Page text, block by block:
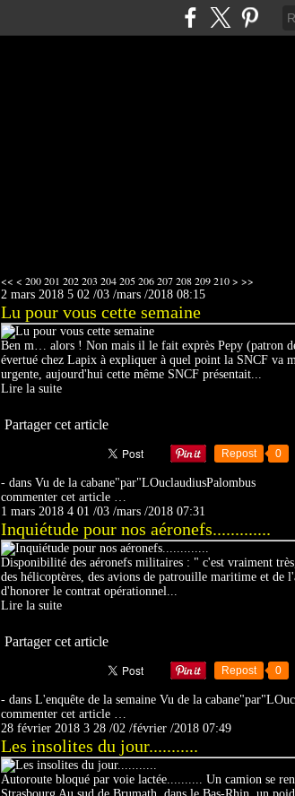
<< < 200201 202203 204205206207208209210220
230
240
250
260
270
280
290
300
400
500
600
700
800
> >>
2 mars 2018 5 02 /03 /mars /2018 08:15
Lu pour vous cette semaine
Ben m… alors ! Non mais il le fait exprès Pepy (patron
évertué chez Lapix à expliquer à quel point la SNCF va
urgente, aujourd'hui cette même SNCF présentait...
Lire la suite
Partager cet article
Repost 0
- dans Vu de la cabane"par"LOuclaudiusPalombus
commenter cet article …
1 mars 2018 4 01 /03 /mars /2018 07:31
Inquiétude pour nos aéronefs.............
Disponibilité des aéronefs militaires : " c'est vraiment
des hélicoptères, des avions de patrouille maritime et de
d'honorer le contrat opérationnel...
Lire la suite
Partager cet article
Repost 0
- dans L'enquête de la semaine Vu de la
commenter cet article …
28 février 2018 3 28 /02 /février /2018 07:49
Les insolites du jour...........
Autoroute bloqué par voie lactée.......... Un camion se